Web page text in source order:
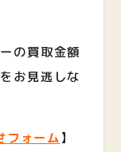
の買取金額
お見逃しな
フォーム】